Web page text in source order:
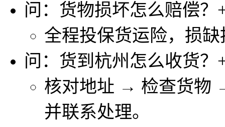
问：货物损坏怎么赔偿？
全程投保货运险，损
问：货到杭州怎么收货？
核对地址 → 检查货物
并联系处理。